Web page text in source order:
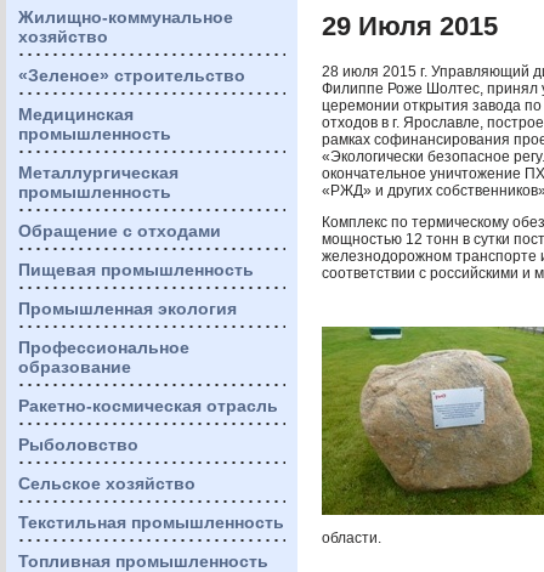
Жилищно-коммунальное
хозяйство
«Зеленое» строительство
Медицинская
промышленность
Металлургическая
промышленность
Обращение с отходами
Пищевая промышленность
Промышленная экология
Профессиональное
образование
Ракетно-космическая отрасль
Рыболовство
Сельское хозяйство
Текстильная промышленность
Топливная промышленность
29 Июля 2015
28 июля 2015 г. Управляющий
Филиппе Роже Шолтес, принял
церемонии открытия завода
отходов в г. Ярославле,
рамках софинансирования
«Экологически безопасное
окончательное уничтожение
«РЖД» и других
Комплекс по термическому
мощностью 12 тонн в сутки
железнодорожном транспорте
соответствии с российскими
области.